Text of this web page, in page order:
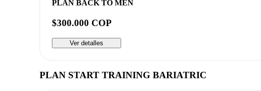
PLAN BACK TO MEN
$300.000 COP
Ver detalles
PLAN START TRAINING BARIATRIC